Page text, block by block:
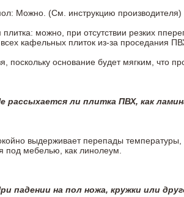
Можно. (См. инструкцию производителя)
можно, при отсутствии резких
кафельных плиток из-за проседания
поскольку основание будет мягким, что
рассыхается ли плитка ПВХ, как
выдерживает перепады температуры,
под мебелью, как линолеум.
падении на пол ножа, кружки или